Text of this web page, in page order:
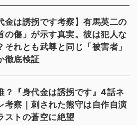
金は誘拐です考察】有馬英二の
の傷」が示す真実。彼は犯人な
それとも武尊と同じ「被害者」
徹底検証
？『身代金は誘拐です』4話ネ
考察｜刺された熊守は自作自演
ストの蒼空に絶望